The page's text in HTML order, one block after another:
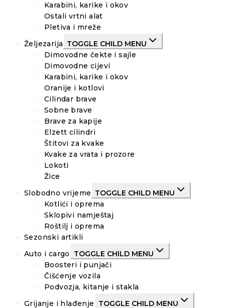
Karabini, karike i okov
Ostali vrtni alat
Pletiva i mreže
Željezarija TOGGLE CHILD MENU
Dimovodne čekte i sajle
Dimovodne cijevi
Karabini, karike i okov
Oranije i kotlovi
Cilindar brave
Sobne brave
Brave za kapije
Elzett cilindri
Štitovi za kvake
Kvake za vrata i prozore
Lokoti
Žice
Slobodno vrijeme TOGGLE CHILD MENU
Kotlići i oprema
Sklopivi namještaj
Roštilj i oprema
Sezonski artikli
Auto i cargo
TOGGLE CHILD MENU
Boosteri i punjači
Čišćenje vozila
Podvozja, kitanje i stakla
Grijanje i hlađenje
TOGGLE CHILD MENU